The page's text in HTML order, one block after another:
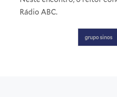
Rádio ABC.
grupo sinos